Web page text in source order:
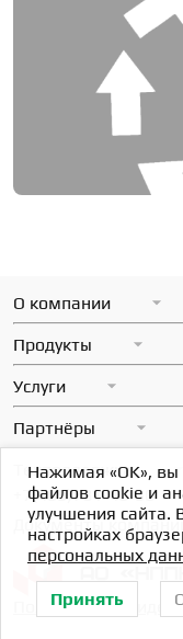
О компании
Вакансии
Контакты
Новости
Документы компании
Продукты
Стрелец
Лира-Р
Прочие продукты
Услуги
НИОКР
Консалтинг
Разработка
Внедрение
Аудит
Партнёры
Партнёрская программа
Техподдержка
Политика ответов
Центр поддержки
Оставить заявку
+7(495)781-40-50
Документы
Политика
Нажимая «OK», вы
файлов cookie и
улучшения сайта.
настройках
персональных
Принять